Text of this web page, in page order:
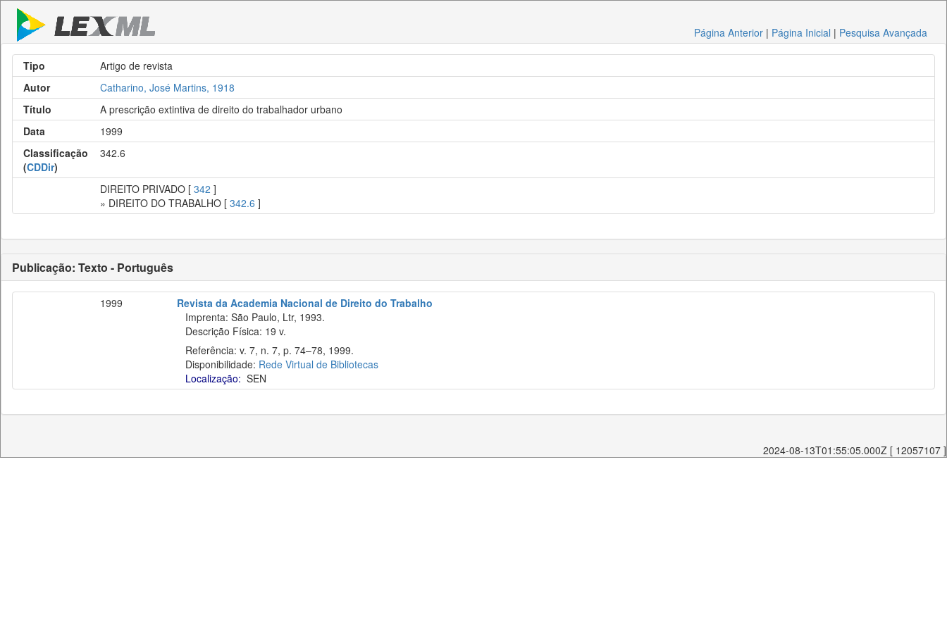
Página Anterior | Página Inicial | Pesquisa Avançada
Tipo
Artigo de revista
Autor
Catharino, José Martins, 1918
Título
A prescrição extintiva de direito do trabalhador urbano
Data
1999
Classificação
(CDDir)
342.6
DIREITO PRIVADO [ 342 ]
» DIREITO DO TRABALHO [ 342.6 ]
Publicação: Texto - Português
1999
Revista da Academia Nacional de Direito do Trabalho
Imprenta: São Paulo, Ltr, 1993.
Descrição Física: 19 v.
Referência: v. 7, n. 7, p. 74–78, 1999.
Disponibilidade: Rede Virtual de Bibliotecas
Localização: SEN
2024-08-13T01:55:05.000Z [ 12057107 ]